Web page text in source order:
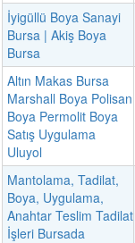
İyigüllü Boya Sanayi
Bursa | Akiş Boya
Bursa
Altın Makas Bursa
Marshall Boya Polisan
Boya Permolit Boya
Satış Uygulama
Uluyol
Mantolama, Tadilat,
Boya, Uygulama,
Anahtar Teslim Tadilat
İşleri Bursada